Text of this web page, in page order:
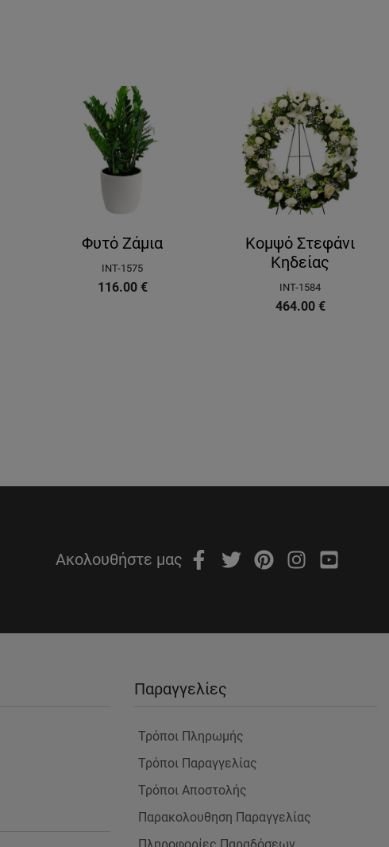
Φυτό Ζάμια
INT-1575
116.00 €
Κομψό Στεφάνι
Κηδείας
INT-1584
464.00 €
Ακολουθήστε μας
Παραγγελίες
Τρόποι Πληρωμής
Τρόποι Παραγγελίας
Τρόποι Αποστολής
Παρακολουθηση Παραγγελίας